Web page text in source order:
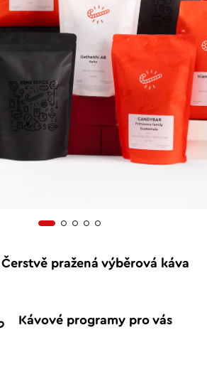
Čerstvě pražená výběrová káva
Kávové programy pro vás